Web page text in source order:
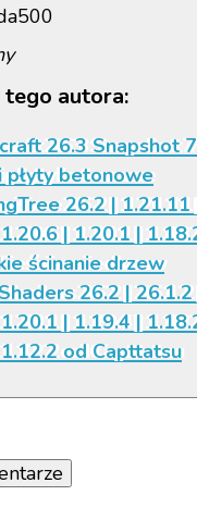
tego autora:
26.3 Snapshot
płyty betonowe
26.2 | 1.21.11
| 1.20.1 |
ścinanie drzew
26.2 |
| 1.19.4 |
od Capttatsu